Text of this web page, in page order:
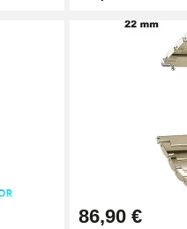
Bracelet Montre
Débutant
86,90 €